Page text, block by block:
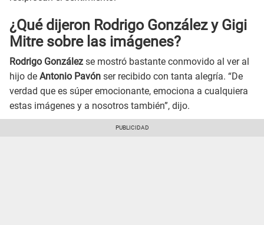
¿Qué dijeron Rodrigo González y Gigi
Mitre sobre las imágenes?
Rodrigo González se mostró bastante conmovido al ver al
hijo de Antonio Pavón ser recibido con tanta alegría. “De
verdad que es súper emocionante, emociona a cualquiera
estas imágenes y a nosotros también”, dijo.